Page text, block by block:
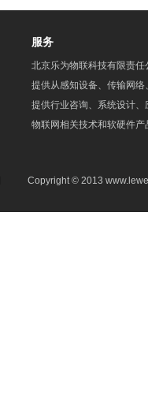
服务
北京乐为物联科技有限责任
提供从感知设备、传输网
提供行业咨询、系统设计
物联网相关技术和软硬件
Copyright © 2013